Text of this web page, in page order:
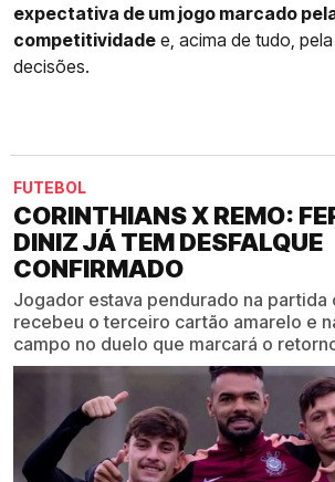
expectativa de um jogo marcado
competitividade e, acima de tudo,
decisões.
FUTEBOL
CORINTHIANS X REMO:
DINIZ JÁ TEM DESFALQUE
CONFIRMADO
Jogador estava pendurado na partida
recebeu o terceiro cartão amarelo e
campo no duelo que marcará o